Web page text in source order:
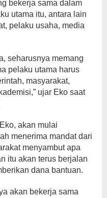
bekerja sama dalam
utama itu, antara lain
pelaku usaha, media
seharusnya memang
pelaku utama harus
masyarakat,
ujar Eko saat
akan mulai
menerima mandat dari
menyambut apa
itu akan terus berjalan
dana bantuan.
akan bekerja sama